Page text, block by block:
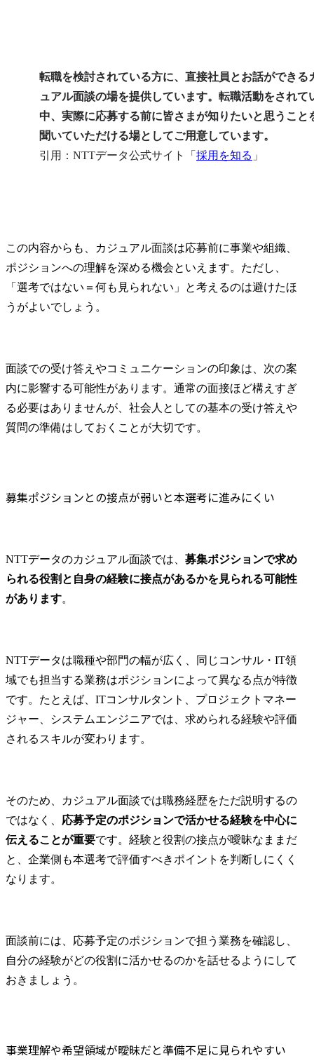
●具体的な業
まずは、担
を自分ごと
「どうすれ
を考え抜く
タートしま
母集団形成
信、リファ
を自ら手を
善を回して
められます。
候補者対応
一人ひとり
社は合うの
選考フェー
と連携しな
感を持って
要な役割で
また、内定
や関係構築
す。入社が
く、「入社
取り組んで
す。スカウ
化やマッチ
上など、テ
使いながら
転職を検討されている方に、直接社員とお話ができる
ュアル面談の場を提供しています。転職活動をされて
中、実際に応募する前に皆さまが知りたいと思うこと
聞いていただける場としてご用意しています。
引用：NTTデータ公式サイト「 採用を知る 」
この内容からも、カジュアル面談は応募前に事業や組織、
ポジションへの理解を深める機会といえます。ただし、
「選考ではない＝何も見られない」と考えるのは避けたほ
うがよいでしょう。
面談での受け答えやコミュニケーションの印象は、次の案
内に影響する可能性があります。通常の面接ほど構えすぎ
る必要はありませんが、社会人としての基本の受け答えや
質問の準備はしておくことが大切です。
募集ポジションとの接点が弱いと本選考に進みにくい
NTTデータのカジュアル面談では、 募集ポジションで求め
られる役割と自身の経験に接点があるかを見られる可能性
があります。
NTTデータは職種や部門の幅が広く、同じコンサル・IT領
域でも担当する業務はポジションによって異なる点が特徴
です。たとえば、ITコンサルタント、プロジェクトマネー
ジャー、システムエンジニアでは、求められる経験や評価
されるスキルが変わります。
そのため、カジュアル面談では職務経歴をただ説明するの
ではなく、 応募予定のポジションで活かせる経験を中心に
伝えることが重要です。経験と役割の接点が曖昧なままだ
と、企業側も本選考で評価すべきポイントを判断しにくく
なります。
面談前には、応募予定のポジションで担う業務を確認し、
自分の経験がどの役割に活かせるのかを話せるようにして
おきましょう。
事業理解や希望領域が曖昧だと準備不足に見られやすい